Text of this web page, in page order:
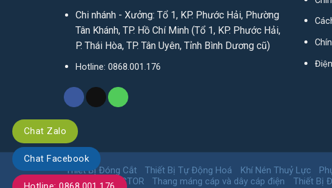
Chi nhánh - Xưởng: Tổ 1, KP. Phước Hải, Phường
Tân Khánh, TP. Hồ Chí Minh (Tổ 1, KP. Phước Hải,
P. Thái Hòa, TP. Tân Uyên, Tỉnh Bình Dương cũ)
Hotline: 0868.001.176
Thiết Bị Đóng Cắt Thiết Bị Tự Động Hoá Khí Nén Thuỷ Lực
CONTACTOR
Thang máng cáp và dây cáp điện Thiết Bị
Chat Zalo
Chat Facebook